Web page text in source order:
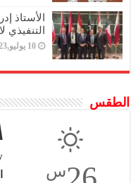
الأستاذ
التنفيذي
10 يوليو,2023
الطقس
س